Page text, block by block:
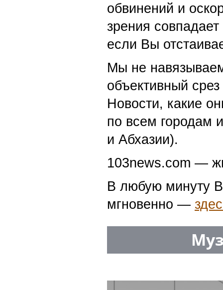
обвинений и
зрения
если Вы
Мы не
объективный
Новости, какие
по всем городам
и Абхазии).
103news.com —
В любую минуту
мгновенно —